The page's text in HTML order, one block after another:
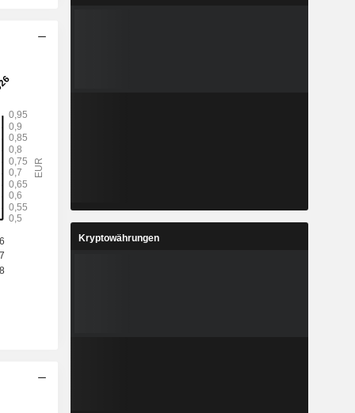
Kryptowährungen